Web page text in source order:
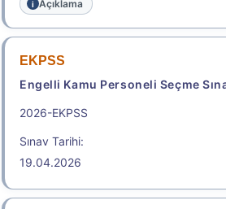
.2026-ALES/2
Akademik Personel ve
Açıklama
EKPSS
Engelli Kamu Personeli Seçme
2026-EKPSS
Sınav Tarihi:
19.04.2026